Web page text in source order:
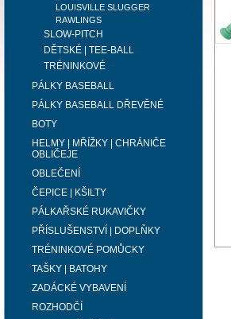
LOUISVILLE SLUGGER
RAWLINGS
SLOW-PITCH
DĚTSKÉ | TEE-BALL
TRÉNINKOVÉ
PÁLKY BASEBALL
PÁLKY BASEBALL DŘEVĚNÉ
BOTY
HELMY | MŘÍŽKY | CHRÁNIČE
OBLIČEJE
OBLEČENÍ
ČEPICE | KŠILTY
PÁLKAŘSKÉ RUKAVIČKY
PŘÍSLUŠENSTVÍ | DOPLŇKY
TRÉNINKOVÉ POMŮCKY
TAŠKY | BATOHY
ZADÁCKÉ VYBAVENÍ
ROZHODČÍ